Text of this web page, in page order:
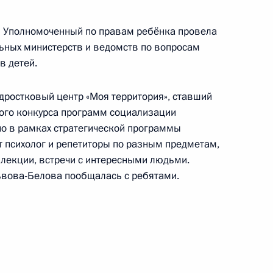
набсовета АНО
по продвижению новых
в новые субъекты
по правам ребёнка провела
министерств и ведомств по вопросам
детей.
центр «Моя территория», ставший
конкурса программ социализации
в рамках стратегической программы
психолог и репетиторы по разным предметам,
встречи с интересными людьми.
Белова пообщалась с ребятами.